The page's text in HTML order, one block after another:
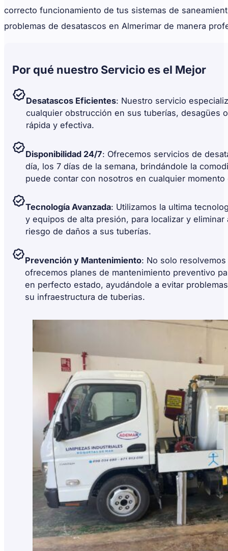
correcto funcionamiento de tus sistemas de
problemas de desatascos en Almerimar de manera
Por qué nuestro Servicio es el Mejor
Desatascos Eficientes: Nuestro servicio
cualquier obstrucción en sus tuberías, desagües
rápida y efectiva.
Disponibilidad 24/7: Ofrecemos servicios de
día, los 7 días de la semana, brindándole la
puede contar con nosotros en cualquier
Tecnología Avanzada: Utilizamos la ultima
y equipos de alta presión, para localizar y
riesgo de daños a sus tuberías.
Prevención y Mantenimiento: No solo
ofrecemos planes de mantenimiento preventivo
en perfecto estado, ayudándole a evitar
su infraestructura de tuberias.